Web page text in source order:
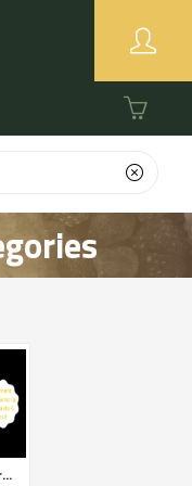
Ramonetto: licor artesanal de llimones